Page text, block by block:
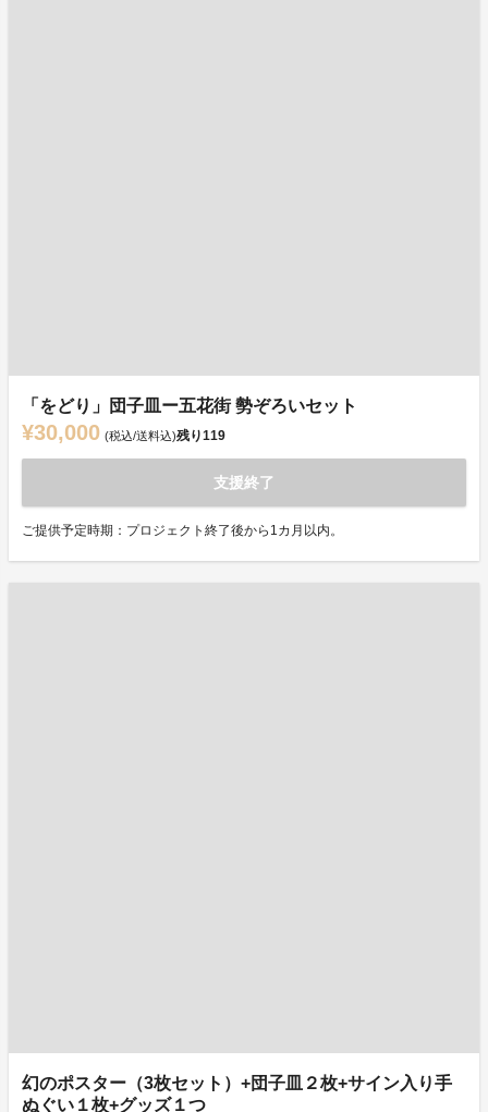
「をどり」団子皿ー五花街 勢ぞろいセット
¥30,000 (税込/送料込)残り119
支援終了
ご提供予定時期：プロジェクト終了後から1カ月以内。
幻のポスター（3枚セット）+団子皿２枚+サイン入り手
ぬぐい１枚+グッズ１つ